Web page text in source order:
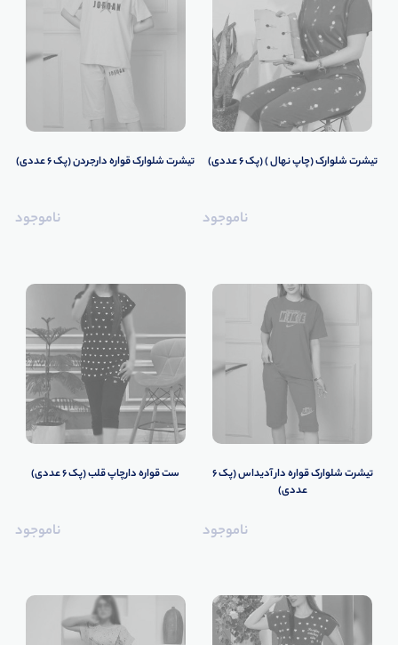
تیشرت شلوارک (چاپ نهال ) (پک 6 عددی)
ناموجود
تیشرت شلوارک قواره دارجردن (پک 6 عددی)
ناموجود
تیشرت شلوارک قواره دار آدیداس (پک 6
عددی)
ناموجود
ست قواره دارچاپ قلب (پک 6 عددی)
ناموجود